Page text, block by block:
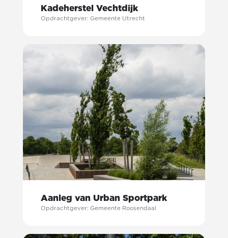
Kadeherstel Vechtdijk
Opdrachtgever: Gemeente Utrecht
Aanleg van Urban Sportpark
Opdrachtgever: Gemeente Roosendaal